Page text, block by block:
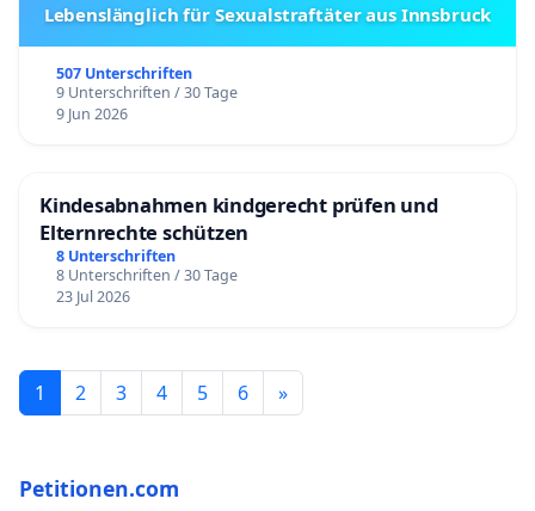
Lebenslänglich für Sexualstraftäter aus Innsbruck
507 Unterschriften
9 Unterschriften / 30 Tage
9 Jun 2026
Kindesabnahmen kindgerecht prüfen und
Elternrechte schützen
8 Unterschriften
8 Unterschriften / 30 Tage
23 Jul 2026
1 2 3 4 5 6 »
Petitionen.com